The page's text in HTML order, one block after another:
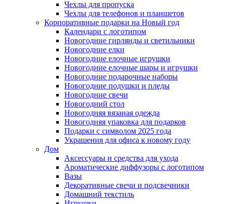
Чехлы для пропуска
Чехлы для телефонов и планшетов
Корпоративные подарки на Новый год
Календари с логотипом
Новогодние гирлянды и светильники
Новогодние елки
Новогодние елочные игрушки
Новогодние елочные шары и игрушки
Новогодние подарочные наборы
Новогодние подушки и пледы
Новогодние свечи
Новогодний стол
Новогодняя вязаная одежда
Новогодняя упаковка для подарков
Подарки с символом 2025 года
Украшения для офиса к новому году
Дом
Аксессуары и средства для ухода
Ароматические диффузоры с логотипом
Вазы
Декоративные свечи и подсвечники
Домашний текстиль